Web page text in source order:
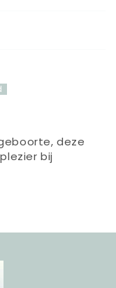
deze
bij